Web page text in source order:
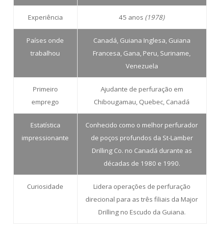
Experiência 45 anos (1978)
Países onde
trabalhou
Canadá, Guiana Inglesa, Guiana
Francesa, Gana, Peru, Suriname,
Venezuela
Primeiro
emprego
Ajudante de perfuração em
Chibougamau, Quebec, Canadá
Estatística
impressionante
Conhecido como o melhor perfurador
de poços profundos da St-Lamber
Drilling Co. no Canadá durante as
décadas de 1980 e 1990.
Curiosidade
Lidera operações de perfuração
direcional para as três filiais da Major
Drilling no Escudo da Guiana.